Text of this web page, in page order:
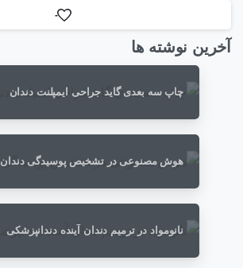
-
آخرین نوشته ها
چاپ سه بعدی گاید جراحی ایمپلنت دندان
هوش مصنوعی در تشخیص پوسیدگی دندان
نانومواد در ترمیم دندان آینده دندانپزشکی